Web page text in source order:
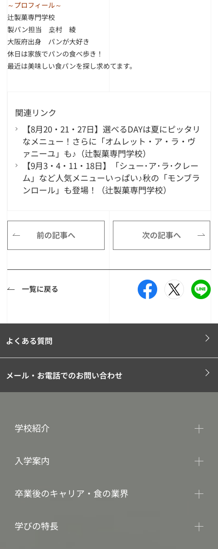
～プロフィール～
辻製菓専門学校
製パン担当 桒村 綾
大阪府出身 パンが大好き
休日は家族でパンの食べ歩き！
最近は美味しい食パンを探し求めてます。
関連リンク
【8月20・21・27日】選べるDAYは夏にピッタリ
なメニュー！さらに「オムレット・ア・ラ・ヴ
ァニーユ」も♪（辻製菓専門学校）
【9月3・4・11・18日】「シュー･ア･ラ･クレー
ム」など人気メニューいっぱい♪秋の「モンブラ
ンロール」も登場！（辻製菓専門学校）
前の記事へ 次の記事へ
一覧に戻る
よくある質問
メール・お電話でのお問い合わせ
学校紹介
入学案内
卒業後のキャリア・食の業界
学びの特長